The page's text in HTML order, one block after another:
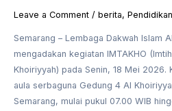
Leave a Comment / berita, Pendidikan
Semarang – Lembaga Dakwah Islam
mengadakan kegiatan IMTAKHO
Khoiriyyah) pada Senin, 18 Mei 2026.
aula serbaguna Gedung 4 Al
Semarang, mulai pukul 07.00 WIB